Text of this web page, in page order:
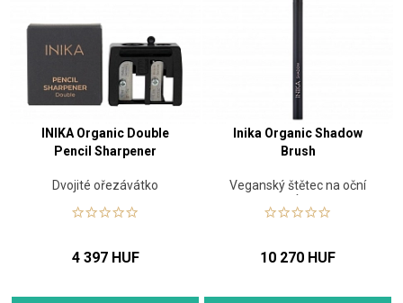
INIKA Organic Double
Pencil Sharpener
Dvojité ořezávátko
4 397 HUF
Inika Organic Shadow
Brush
Veganský štětec na oční
stíny
10 270 HUF